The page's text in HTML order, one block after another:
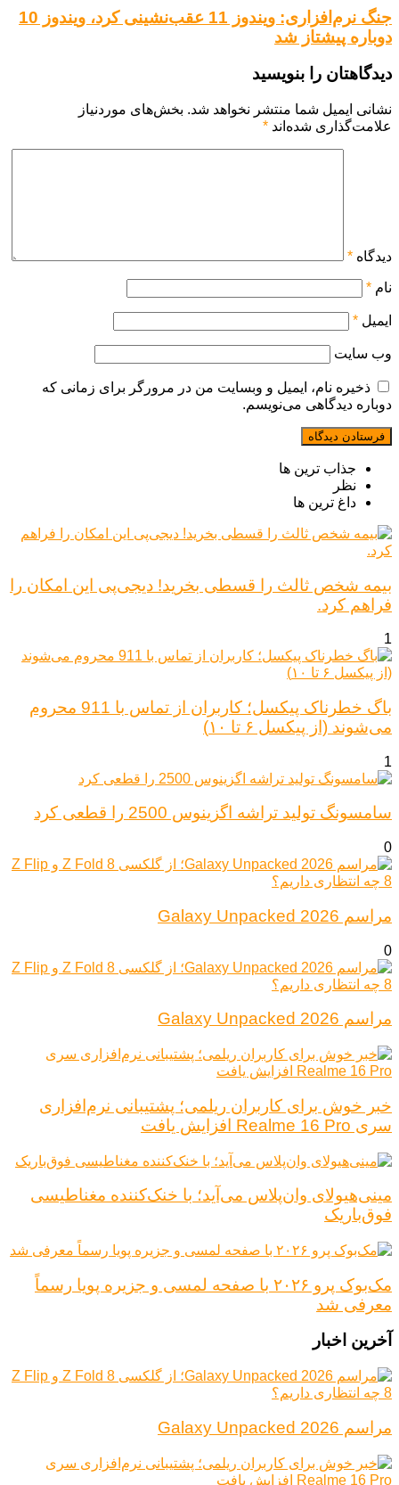
جنگ نرم‌افزاری: ویندوز 11 عقب‌نشینی کرد، ویندوز 10
دوباره پیشتاز شد
دیدگاهتان را بنویسید
نشانی ایمیل شما منتشر نخواهد شد. بخش‌های موردنیاز
علامت‌گذاری شده‌اند *
دیدگاه *
نام *
ایمیل *
وب‌ سایت
ذخیره نام، ایمیل و وبسایت من در مرورگر برای زمانی که
دوباره دیدگاهی می‌نویسم.
جذاب ترین ها
نظر
داغ ترین ها
بیمه شخص ثالث را قسطی بخرید! دیجی‌پی این امکان را
فراهم کرد.
1
باگ خطرناک پیکسل؛ کاربران از تماس با 911 محروم
می‌شوند (از پیکسل ۶ تا ۱۰)
1
سامسونگ تولید تراشه اگزینوس 2500 را قطعی کرد
0
مراسم Galaxy Unpacked 2026
0
مراسم Galaxy Unpacked 2026
خبر خوش برای کاربران ریلمی؛ پشتیبانی نرم‌افزاری
سری Realme 16 Pro افزایش یافت
مینی‌هیولای وان‌پلاس می‌آید؛ با خنک‌کننده مغناطیسی
فوق‌باریک
مک‌بوک پرو ۲۰۲۶ با صفحه لمسی و جزیره پویا رسماً
معرفی شد
آخرین اخبار
مراسم Galaxy Unpacked 2026